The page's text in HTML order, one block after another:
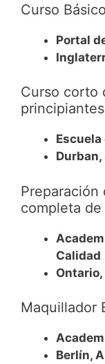
Curso
Portal
Curso corto
principiantes
Preparación
completa
Calidad
Ontario,
Maquillador
Berlín,